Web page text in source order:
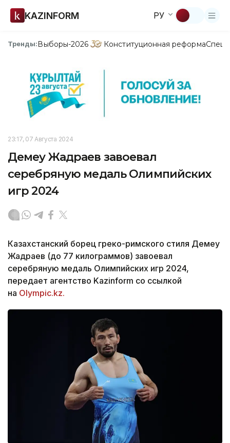
KAZINFORM РУ
Тренды:Выборы-2026 Конституционная реформа
23:17, 07 Августа 2024
Демеу Жадраев завоевал
серебряную медаль Олимпийских
игр 2024
Казахстанский борец греко-римского стиля Демеу
Жадраев (до 77 килограммов) завоевал
серебряную медаль Олимпийских игр 2024,
передает агентство Kazinform со ссылкой
на Olympic.kz.